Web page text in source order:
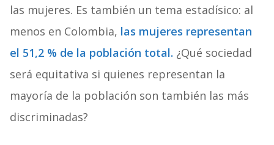
las mujeres. Es también un tema estadísico: al
menos en Colombia, las mujeres representan
el 51,2 % de la población total. ¿Qué sociedad
será equitativa si quienes representan la
mayoría de la población son también las más
discriminadas?